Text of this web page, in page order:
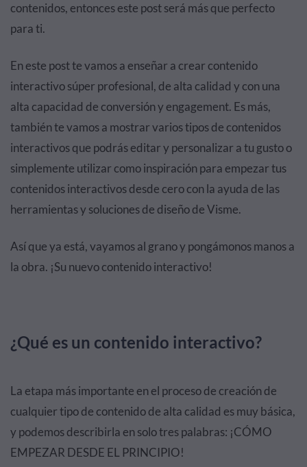
contenidos, entonces este post será más que perfecto
para ti.
En este post te vamos a enseñar a crear contenido
interactivo súper profesional, de alta calidad y con una
alta capacidad de conversión y engagement. Es más,
también te vamos a mostrar varios tipos de contenidos
interactivos que podrás editar y personalizar a tu gusto o
simplemente utilizar como inspiración para empezar tus
contenidos interactivos desde cero con la ayuda de las
herramientas y soluciones de diseño de Visme.
Así que ya está, vayamos al grano y pongámonos manos a
la obra. ¡Su nuevo contenido interactivo!
¿Qué es un contenido interactivo?
La etapa más importante en el proceso de creación de
cualquier tipo de contenido de alta calidad es muy básica,
y podemos describirla en solo tres palabras: ¡CÓMO
EMPEZAR DESDE EL PRINCIPIO!